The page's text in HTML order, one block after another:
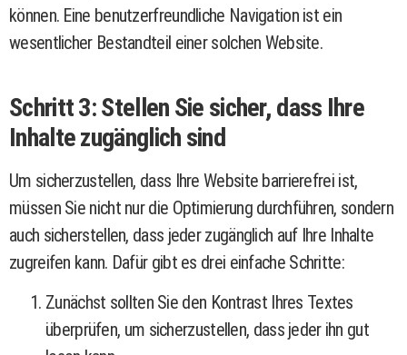
können. Eine benutzerfreundliche Navigation ist ein
wesentlicher Bestandteil einer solchen Website.
Schritt 3: Stellen Sie sicher, dass Ihre
Inhalte zugänglich sind
Um sicherzustellen, dass Ihre Website barrierefrei ist,
müssen Sie nicht nur die Optimierung durchführen, sondern
auch sicherstellen, dass jeder zugänglich auf Ihre Inhalte
zugreifen kann. Dafür gibt es drei einfache Schritte:
Zunächst sollten Sie den Kontrast Ihres Textes
überprüfen, um sicherzustellen, dass jeder ihn gut